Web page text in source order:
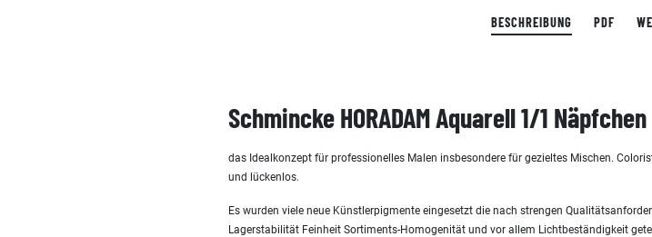
BESCHREIBUNG PDF
Schmincke HORADAM Aquarell 1/1 Näpfchen
das Idealkonzept für professionelles Malen insbesondere für gezieltes Mischen.
und lückenlos.
Es wurden viele neue Künstlerpigmente eingesetzt die nach strengen
Lagerstabilität Feinheit Sortiments-Homogenität und vor allem Lichtbeständigkeit